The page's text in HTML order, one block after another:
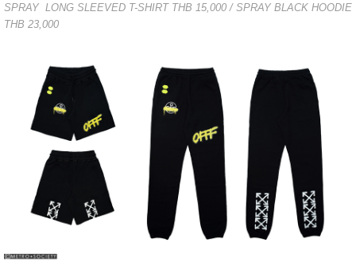
SPRAY LONG SLEEVED T-SHIRT THB 15,000 / SPRAY BLACK HOODIE
THB 23,000